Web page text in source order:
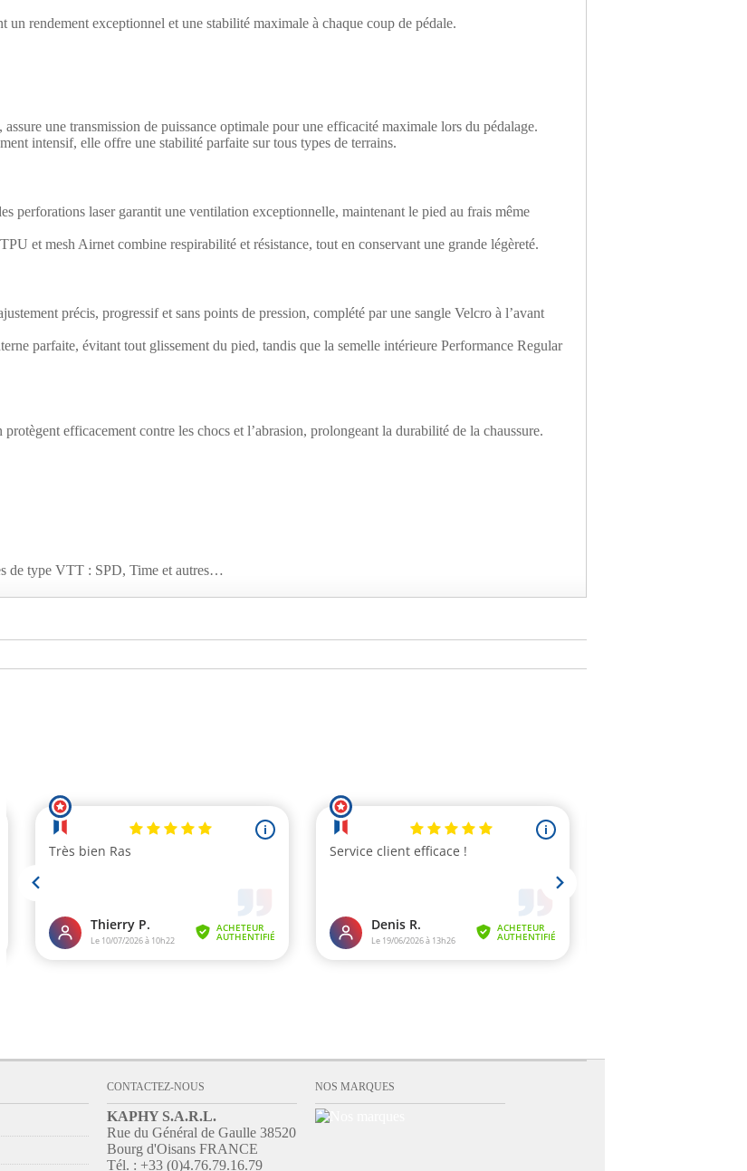
rendement exceptionnel et une stabilité maximale à chaque coup de pédale.
une transmission de puissance optimale pour une efficacité maximale lors du pédalage.
intensif, elle offre une stabilité parfaite sur tous types de terrains.
perforations laser garantit une ventilation exceptionnelle, maintenant le pied au frais même
et mesh Airnet combine respirabilité et résistance, tout en conservant une grande légèreté.
précis, progressif et sans points de pression, complété par une sangle Velcro à l’avant
parfaite, évitant tout glissement du pied, tandis que la semelle intérieure Performance Regular
efficacement contre les chocs et l’abrasion, prolongeant la durabilité de la chaussure.
de type VTT : SPD, Time et autres…
CONTACTEZ-NOUS
KAPHY S.A.R.L.
Rue du Général de Gaulle 38520
Bourg d'Oisans FRANCE
Tél. : +33 (0)4.76.79.16.79
NOS MARQUES